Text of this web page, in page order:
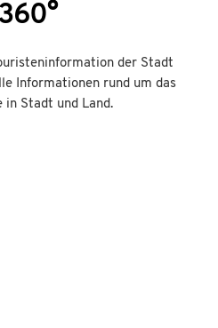
der Stadt
Informationen rund um das
in Stadt und Land.